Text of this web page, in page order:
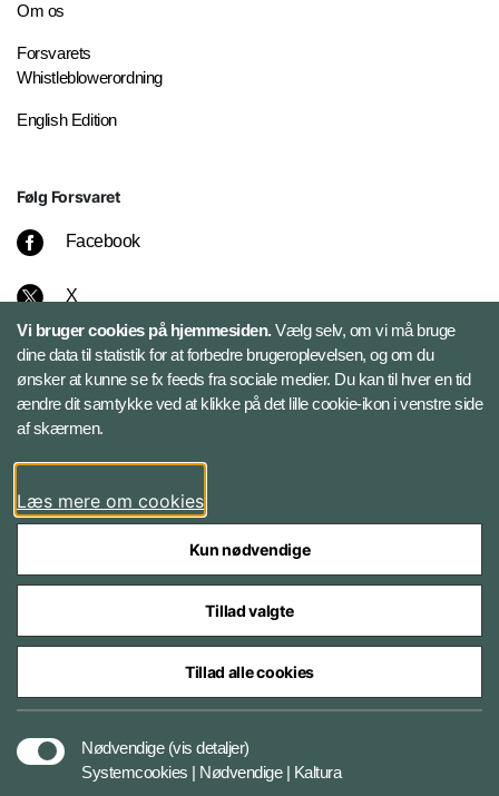
Om os
Forsvarets
Whistleblowerordning
English Edition
Følg Forsvaret
Facebook
X
Instagram
Bluesky
LinkedIn
Styrelser og myndigheder under Forsvarsministeriet
Vi bruger cookies på hjemmesiden.Vælg selv, om vi må bruge
dine data til statistik for at forbedre brugeroplevelsen, og om du
ønsker at kunne se fx feeds fra sociale medier. Du kan til hver en tid
ændre dit samtykke ved at klikke på det lille cookie-ikon i venstre side
af skærmen.
Læs mere om cookies
Kun nødvendige
Tillad valgte
Tillad alle cookies
Nødvendige (vis detaljer)
Systemcookies | Nødvendige | Kaltura